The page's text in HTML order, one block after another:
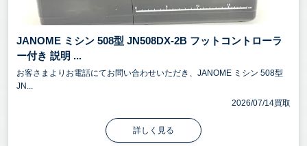
JANOME ミシン 508型 JN508DX-2B フットコントローラ
ー付き 説明 ...
お客さまよりお電話にてお問い合わせいただき、JANOME ミシン 508型
JN...
2026/07/14買取
詳しく見る